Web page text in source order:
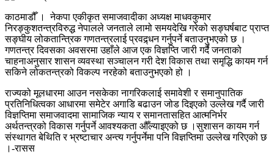
काठमाडौँ । नेकपा एकीकृत समाजवादीका अध्यक्ष माधवकुमार
निरङ्कुशतन्त्रविरुद्ध नेपालले जनताले लामो समयदेखि गरेको सङ्घर्षबाट प्राप्त
सङ्घीय लोकतान्त्रिक गणतन्त्रलाई प्रवद्र्धन गर्नुपर्ने बताउनुभएको छ ।
गणतन्त्र दिवसका अवसरमा उहाँले आज एक विज्ञप्ति जारी गर्दै जनताको
चाहनाअनुसार शासन व्यवस्था सञ्चालन गरी देश विकास तथा समृद्धि कायम गर्न
सकिने लोकतन्त्रको विकल्प नरहेको बताउनुभएको हो ।
राज्यको मूलधारमा आउन नसकेका नागरिकलाई समावेशी र समानुपातिक
प्रतिनिधित्वका आधारमा समेटेर अगाडि बढाउन जोड दिइएको उल्लेख गर्दै जारी
विज्ञप्तिमा समाजवादमा सामाजिक न्याय र समानतासहित आत्मनिर्भर
अर्थतन्त्रको विकास गर्नुपर्ने आवश्यकता औँल्याइएको छ ।सुशासन कायम गर्न
संस्थागत बेथिति र भ्रष्टाचार अन्त्य गर्नुपर्नेमा पनि विज्ञप्तिमा उल्लेख गरिएको छ
।-रासस